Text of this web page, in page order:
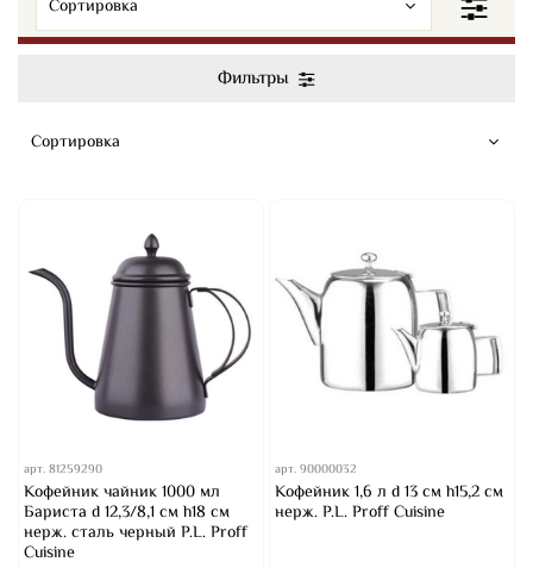
Фильтры
арт.81259290
Кофейник чайник 1000 мл
Бариста d 12,3/8,1 см h18 см
нерж. сталь черный P.L. Proff
Cuisine
арт.90000032
Кофейник 1,6 л d 13 см h15,2 см
нерж. P.L. Proff Cuisine